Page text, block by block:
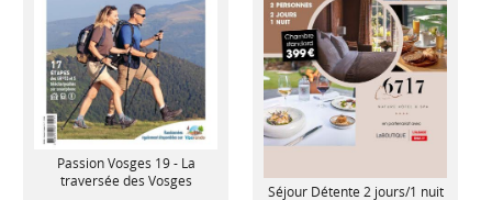
Passion Vosges 19 - La
traversée des Vosges
Séjour Détente 2 jours/1 nuit